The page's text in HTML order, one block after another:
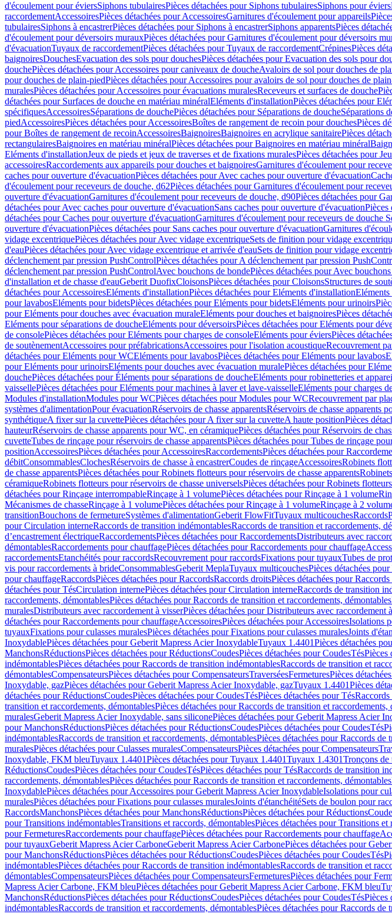
d'écoulement pour éviersSiphons tubulairesPièces détachées pour Siphons tubulairesSiphons pour éviers
raccordementAccessoiresPièces détachées pour AccessoiresGarnitures d'écoulement pour appareils
tubulairesSiphons à encastrerPièces détachées pour Siphons à encastrerSiphons apparentsPièces
d'écoulement pour déversoirs murauxPièces détachées pour Garnitures d'écoulement pour déversoirs
d'évacuationTuyaux de raccordementPièces détachées pour Tuyaux de raccordementCrépinesPièces
baignoiresDouchesEvacuation des sols pour douchesPièces détachées pour Evacuation des sols pour
douchePièces détachées pour Accessoires pour caniveaux de doucheAvaloirs de sol pour douches de
pour douches de plain-piedPièces détachées pour Accessoires pour avaloirs de sol pour douches de
muralesPièces détachées pour Accessoires pour évacuations muralesReceveurs et surfaces de douche
détachées pour Surfaces de douche en matériau minéralEléments d'installationPièces détachées pour
spécifiquesAccessoiresSéparations de douchePièces détachées pour Séparations de doucheSéparations
piedAccessoiresPièces détachées pour AccessoiresBoîtes de rangement de recoin pour douchesPièces
pour Boîtes de rangement de recoinAccessoiresBaignoiresBaignoires en acrylique sanitairePièces
rectangulairesBaignoires en matériau minéralPièces détachées pour Baignoires en matériau minéral
Eléments d'installationJeux de pieds et jeux de traverses et de fixations muralesPièces détachées pour
accessoiresRaccordements aux appareils pour douches et baignoiresGarnitures d'écoulement pour
caches pour ouverture d'évacuationPièces détachées pour Avec caches pour ouverture d'évacuation
d'écoulement pour receveurs de douche, d62Pièces détachées pour Garnitures d'écoulement pour
ouverture d'évacuationGarnitures d'écoulement pour receveurs de douche, d90Pièces détachées pour
détachées pour Avec caches pour ouverture d'évacuationSans caches pour ouverture d'évacuationPièces
détachées pour Caches pour ouverture d'évacuationGarnitures d'écoulement pour receveurs de douche
ouverture d'évacuationPièces détachées pour Sans caches pour ouverture d'évacuationGarnitures
vidage excentriquePièces détachées pour Avec vidage excentriqueSets de finition pour vidage
d'eauPièces détachées pour Avec vidage excentrique et arrivée d'eauSets de finition pour vidage
déclenchement par pression PushControlPièces détachées pour A déclenchement par pression
déclenchement par pression PushControlAvec bouchons de bondePièces détachées pour Avec
d'installation et de chasse d'eauGeberit DuofixCloisonsPièces détachées pour CloisonsStructures de
détachées pour AccessoiresEléments d'installationPièces détachées pour Eléments d'installation
pour lavabosEléments pour bidetsPièces détachées pour Eléments pour bidetsEléments pour urinoirs
pour Eléments pour douches avec évacuation muraleEléments pour douches et baignoiresPièces
Eléments pour séparations de doucheEléments pour déversoirsPièces détachées pour Eléments pour
de consolePièces détachées pour Eléments pour charges de consoleEléments pour éviersPièces
de soutènementAccessoires pour préfabricationsAccessoires pour l'isolation acoustiqueRecouvrement
détachées pour Eléments pour WCEléments pour lavabosPièces détachées pour Eléments pour lavabos
pour Eléments pour urinoirsEléments pour douches avec évacuation muralePièces détachées pour
douchePièces détachées pour Éléments pour séparations de doucheEléments pour robinetteries et
vaissellePièces détachées pour Eléments pour machines à laver et lave-vaisselleEléments pour charges
Modules d'installationModules pour WCPièces détachées pour Modules pour WCRecouvrement par
systèmes d'alimentationPour évacuationRéservoirs de chasse apparentsRéservoirs de chasse apparents
synthétiqueA fixer sur la cuvettePièces détachées pour A fixer sur la cuvetteA haute positionPièces
hauteurRéservoirs de chasse apparents pour WC, en céramiquePièces détachées pour Réservoirs de
cuvetteTubes de rinçage pour réservoirs de chasse apparentsPièces détachées pour Tubes de rinçage
positionAccessoiresPièces détachées pour AccessoiresRaccordementsPièces détachées pour
débitConsommablesClochesRéservoirs de chasse à encastrerCoudes de rinçageAccessoiresRobinets
de chasse apparentsPièces détachées pour Robinets flotteurs pour réservoirs de chasse apparents
céramiqueRobinets flotteurs pour réservoirs de chasse universelsPièces détachées pour Robinets
détachées pour Rinçage interrompableRinçage à 1 volumePièces détachées pour Rinçage à 1 volume
Mécanismes de chasseRinçage à 1 volumePièces détachées pour Rinçage à 1 volumeRinçage à 2
transitionBouchons de fermetureSystèmes d'alimentationGeberit FlowFitTuyaux multicouchesRaccords
pour Circulation interneRaccords de transition indémontablesRaccords de transition et raccordements,
d’encastrement électriqueRaccordementsPièces détachées pour RaccordementsDistributeurs avec
démontablesRaccordements pour chauffagePièces détachées pour Raccordements pour chauffage
raccordementsEtanchéités pour raccordsRecouvrement pour raccordsFixations pour tuyauxTubes de
vis pour raccordements à brideConsommablesGeberit MeplaTuyaux multicouchesPièces détachées
pour chauffageRaccordsPièces détachées pour RaccordsRaccords droitsPièces détachées pour
détachées pour TésCirculation internePièces détachées pour Circulation interneRaccords de transition
raccordements, démontablesPièces détachées pour Raccords de transition et raccordements, démontables
muralesDistributeurs avec raccordement à visserPièces détachées pour Distributeurs avec raccordement
détachées pour Raccordements pour chauffageAccessoiresPièces détachées pour AccessoiresIsolations
tuyauxFixations pour culasses muralesPièces détachées pour Fixations pour culasses muralesJoints
InoxydablePièces détachées pour Geberit Mapress Acier InoxydableTuyaux 1.4401Pièces détachées
ManchonsRéductionsPièces détachées pour RéductionsCoudesPièces détachées pour CoudesTésPièces
indémontablesPièces détachées pour Raccords de transition indémontablesRaccords de transition et
démontablesCompensateursPièces détachées pour CompensateursTraverséesFermeturesPièces
Inoxydable, gazPièces détachées pour Geberit Mapress Acier Inoxydable, gazTuyaux 1.4401Pièces
détachées pour RéductionsCoudesPièces détachées pour CoudesTésPièces détachées pour Tés
transition et raccordements, démontablesPièces détachées pour Raccords de transition et raccordements,
muralesGeberit Mapress Acier Inoxydable, sans siliconePièces détachées pour Geberit Mapress Acier
pour ManchonsRéductionsPièces détachées pour RéductionsCoudesPièces détachées pour CoudesTés
indémontablesRaccords de transition et raccordements, démontablesPièces détachées pour Raccords de
muralesPièces détachées pour Culasses muralesCompensateursPièces détachées pour Compensateurs
Inoxydable, FKM bleuTuyaux 1.4401Pièces détachées pour Tuyaux 1.4401Tuyaux 1.4301Tronçons de
RéductionsCoudesPièces détachées pour CoudesTésPièces détachées pour TésRaccords de transition
raccordements, démontablesPièces détachées pour Raccords de transition et raccordements, démontables
InoxydablePièces détachées pour Accessoires pour Geberit Mapress Acier InoxydableIsolations pour
muralesPièces détachées pour Fixations pour culasses muralesJoints d'étanchéitéSets de boulon pour
RaccordsManchonsPièces détachées pour ManchonsRéductionsPièces détachées pour Réductions
pour Transitions indémontablesTransitions et raccords, démontablesPièces détachées pour Transitions et
pour FermeturesRaccordements pour chauffagePièces détachées pour Raccordements pour chauffage
pour tuyauxGeberit Mapress Acier CarboneGeberit Mapress Acier CarbonePièces détachées pour
pour ManchonsRéductionsPièces détachées pour RéductionsCoudesPièces détachées pour CoudesTés
indémontablesPièces détachées pour Raccords de transition indémontablesRaccords de transition et
démontablesCompensateursPièces détachées pour CompensateursFermeturesPièces détachées pour
Mapress Acier Carbone, FKM bleuPièces détachées pour Geberit Mapress Acier Carbone, FKM bleu
ManchonsRéductionsPièces détachées pour RéductionsCoudesPièces détachées pour CoudesTésPièces
indémontablesRaccords de transition et raccordements, démontablesPièces détachées pour Raccords de